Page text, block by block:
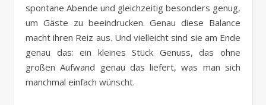
spontane Abende und gleichzeitig besonders genug,
um Gäste zu beeindrucken. Genau diese Balance
macht ihren Reiz aus. Und vielleicht sind sie am Ende
genau das: ein kleines Stück Genuss, das ohne
großen Aufwand genau das liefert, was man sich
manchmal einfach wünscht.